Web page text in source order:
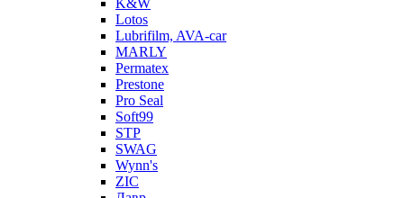
K&W
Lotos
Lubrifilm, AVA-car
MARLY
Permatex
Prestone
Pro Seal
Soft99
STP
SWAG
Wynn's
ZIC